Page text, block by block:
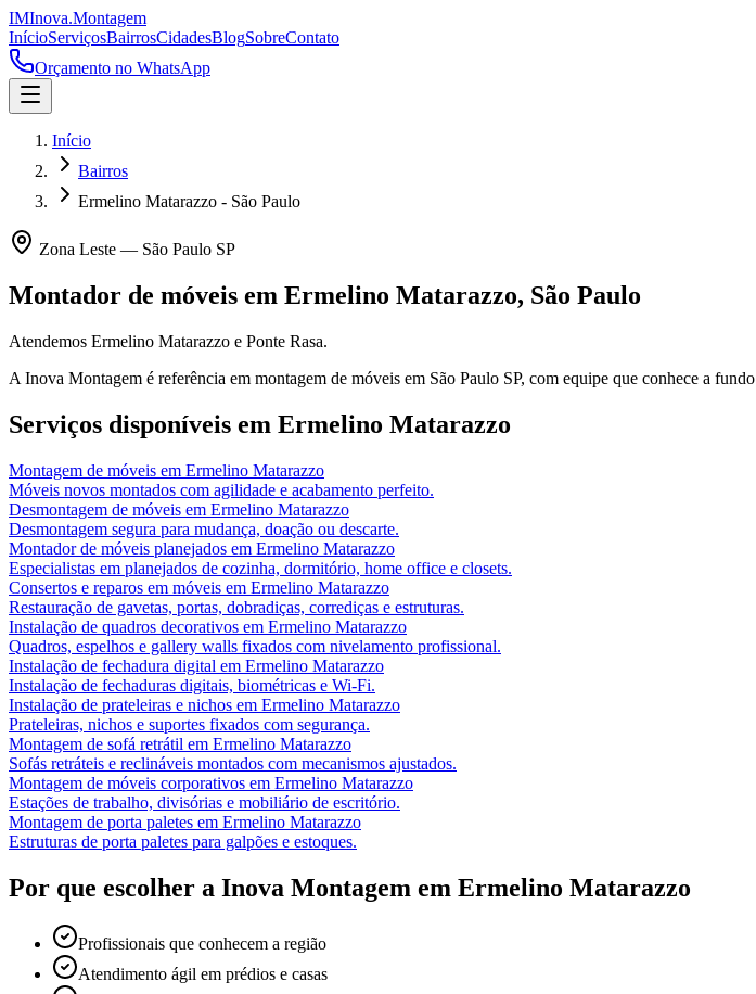
IMInova.Montagem
InícioServiçosBairrosCidadesBlogSobreContato
Orçamento no WhatsApp
Início
Bairros
Ermelino Matarazzo - São Paulo
Zona Leste — São Paulo SP
Montador de móveis em Ermelino Matarazzo, São Paulo
Atendemos Ermelino Matarazzo e Ponte Rasa.
A Inova Montagem é referência em montagem de móveis em São Paulo SP, com equipe que conhece a fundo
Serviços disponíveis em Ermelino Matarazzo
Montagem de móveis em Ermelino Matarazzo
Móveis novos montados com agilidade e acabamento perfeito.
Desmontagem de móveis em Ermelino Matarazzo
Desmontagem segura para mudança, doação ou descarte.
Montador de móveis planejados em Ermelino Matarazzo
Especialistas em planejados de cozinha, dormitório, home office e closets.
Consertos e reparos em móveis em Ermelino Matarazzo
Restauração de gavetas, portas, dobradiças, corrediças e estruturas.
Instalação de quadros decorativos em Ermelino Matarazzo
Quadros, espelhos e gallery walls fixados com nivelamento profissional.
Instalação de fechadura digital em Ermelino Matarazzo
Instalação de fechaduras digitais, biométricas e Wi-Fi.
Instalação de prateleiras e nichos em Ermelino Matarazzo
Prateleiras, nichos e suportes fixados com segurança.
Montagem de sofá retrátil em Ermelino Matarazzo
Sofás retráteis e reclináveis montados com mecanismos ajustados.
Montagem de móveis corporativos em Ermelino Matarazzo
Estações de trabalho, divisórias e mobiliário de escritório.
Montagem de porta paletes em Ermelino Matarazzo
Estruturas de porta paletes para galpões e estoques.
Por que escolher a Inova Montagem em Ermelino Matarazzo
Profissionais que conhecem a região
Atendimento ágil em prédios e casas